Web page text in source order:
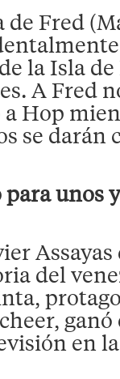
de Fred
la Isla
A Fred
Hop
se darán
para unos
Assayas
del
en